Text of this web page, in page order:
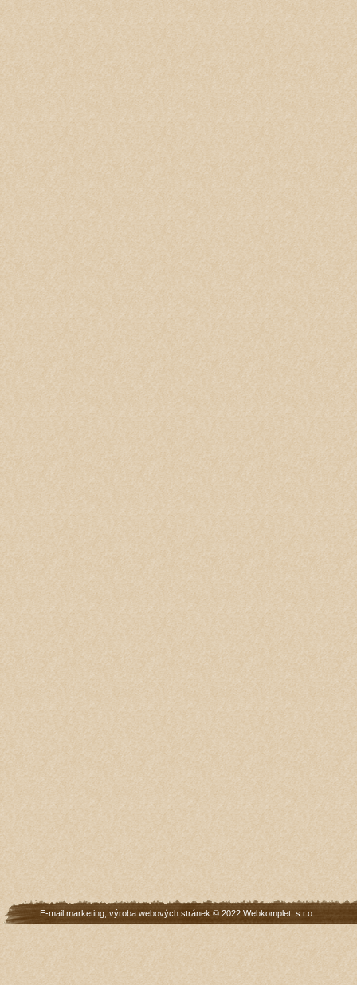
E-mail marketing výroba webových stránek © 2022 Webkomplet, s.r.o.